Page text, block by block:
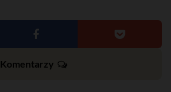
Komentarzy